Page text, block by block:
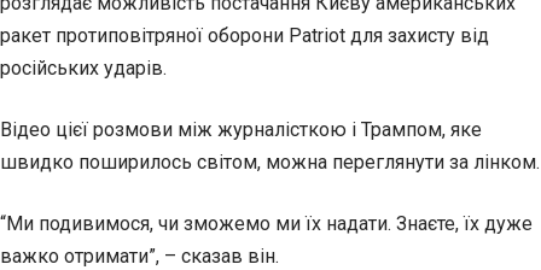
ракет протиповітряної оборони Patriot для захисту від
російських ударів.
Відео цієї розмови між журналісткою і Трампом, яке
швидко поширилось світом, можна переглянути за лінком.
“Ми подивимося, чи зможемо ми їх надати. Знаєте, їх дуже
важко отримати”, – сказав він.